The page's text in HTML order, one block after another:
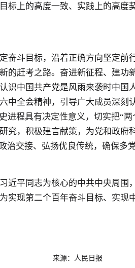
标上的高度一致、实践上的高
斗目标，沿着正确方向坚定前
的赶考之路。奋进新征程、建
识中国共产党是风雨来袭时中
全会精神，引导广大成员深
程具有决定性意义，切实把“
，积极建言献策，为党和政
交接、弘扬优良传统，确保多
同志为核心的中共中央周围
现第二个百年奋斗目标、实现
来源：人民日报